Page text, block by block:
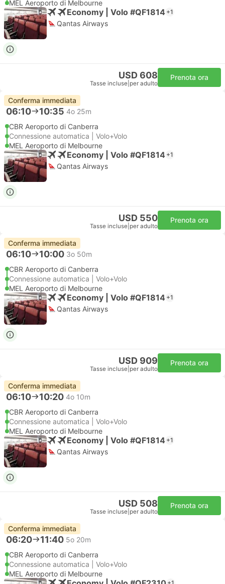
MEL Aeroporto di Melbourne
Economy | Volo #QF1814 +1
Qantas Airways
USD 608
Tasse incluse per adulto
Prenota ora
Conferma immediata
06:10 10:35 4o 25m
CBR Aeroporto di Canberra
Connessione automatica | Volo+Volo
MEL Aeroporto di Melbourne
Economy | Volo #QF1814 +1
Qantas Airways
USD 550
Tasse incluse per adulto
Prenota ora
Conferma immediata
06:10 10:00 3o 50m
CBR Aeroporto di Canberra
Connessione automatica | Volo+Volo
MEL Aeroporto di Melbourne
Economy | Volo #QF1814 +1
Qantas Airways
USD 909
Tasse incluse per adulto
Prenota ora
Conferma immediata
06:10 10:20 4o 10m
CBR Aeroporto di Canberra
Connessione automatica | Volo+Volo
MEL Aeroporto di Melbourne
Economy | Volo #QF1814 +1
Qantas Airways
USD 508
Tasse incluse per adulto
Prenota ora
Conferma immediata
06:20 11:40 5o 20m
CBR Aeroporto di Canberra
Connessione automatica | Volo+Volo
MEL Aeroporto di Melbourne